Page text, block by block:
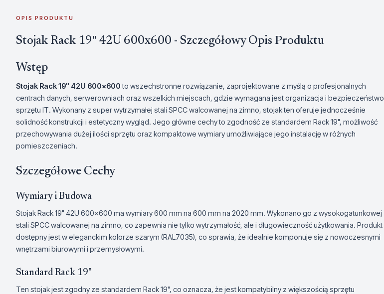
OPIS PRODUKTU
Stojak Rack 19" 42U 600x600 - Szczegółowy Opis Produktu
Wstęp
Stojak Rack 19" 42U 600x600to wszechstronne rozwiązanie, zaprojektowane z myślą o profesjonalnych
centrach danych, serwerowniach oraz wszelkich miejscach, gdzie wymagana jest organizacja i bezpieczeństwo
sprzętu IT. Wykonany z super wytrzymałej stali SPCC walcowanej na zimno, stojak ten oferuje jednocześnie
solidność konstrukcji i estetyczny wygląd. Jego główne cechy to zgodność ze standardem Rack 19", możliwość
przechowywania dużej ilości sprzętu oraz kompaktowe wymiary umożliwiające jego instalację w różnych
pomieszczeniach.
Szczegółowe Cechy
Wymiary i Budowa
Stojak Rack 19" 42U 600x600 ma wymiary 600 mm na 600 mm na 2020 mm. Wykonano go z wysokogatunkowej
stali SPCC walcowanej na zimno, co zapewnia nie tylko wytrzymałość, ale i długowieczność użytkowania. Produkt
dostępny jest w eleganckim kolorze szarym (RAL7035), co sprawia, że idealnie komponuje się z nowoczesnymi
wnętrzami biurowymi i przemysłowymi.
Standard Rack 19"
Ten stojak jest zgodny ze standardem Rack 19", co oznacza, że jest kompatybilny z większością sprzętu